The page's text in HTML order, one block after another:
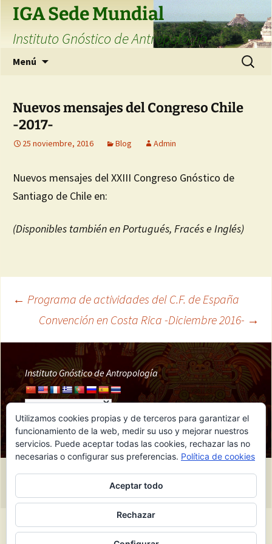
Saltar
contenido
IGA Sede Mundial
Instituto Gnóstico de Antropología
Menú Buscar:
Nuevos mensajes del Congreso Chile
-2017-
25 noviembre, 2016 Blog Admin
Nuevos mensajes del XXIII Congreso Gnóstico de
Santiago de Chile en:
(Disponibles también en Portugués, Fracés e Inglés)
Navegación
de
entradas
← Programa de actividades del C.F. de España
Convención en Costa Rica -Diciembre 2016- →
Instituto Gnóstico de Antropología
Funciona gracias a IGA
Utilizamos cookies propias y de terceros para garantizar el
funcionamiento de la web, medir su uso y mejorar nuestros
servicios. Puede aceptar todas las cookies, rechazar las no
necesarias o configurar sus preferencias. Política de cookies
Aceptar todo
Rechazar